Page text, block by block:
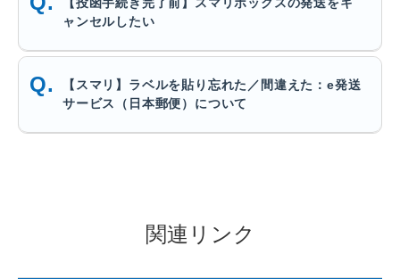
ャンセルしたい
【スマリ】ラベルを貼り忘れた／間違えた：e発送
サービス（日本郵便）について
関連リンク